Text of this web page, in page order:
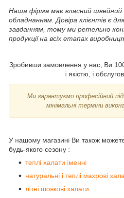
Наша фірма має власний швейний
обладнанням. Довіра клієнтів є
завданням, тому ми ретельно
продукції на всіх етапах
Зробивши замовлення у нас, Ви
і якістю, і
Ми гарантуємо професійний
мінімальні терміни
У нашому магазині Ви також
будь-якого сезону :
теплі халати іменні
натуральні і теплі махрові
літні шовкові халати